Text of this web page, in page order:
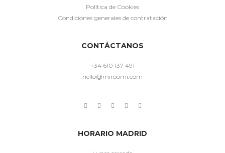
Política de Cookies
Condiciones generales de contratación
CONTÁCTANOS
+34 610 137 491
hello@miroomi.com
HORARIO MADRID